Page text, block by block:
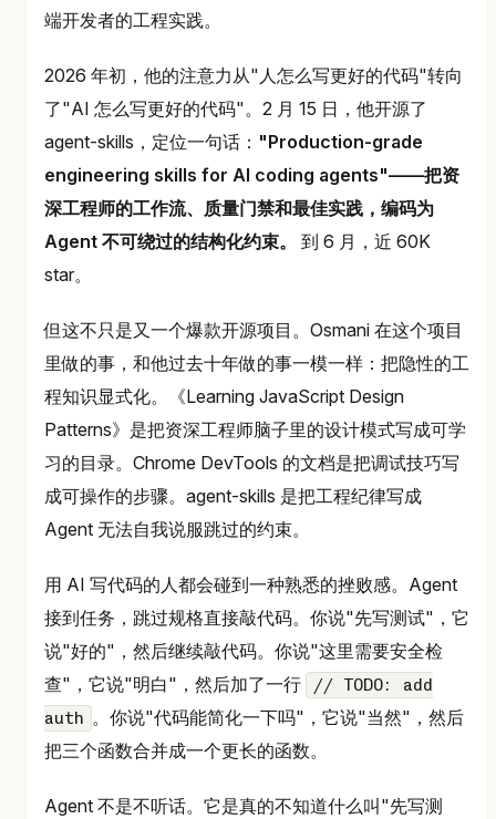
端开发者的工程实践。
2026 年初，他的注意力从"人怎么写更好的代码"转向
了"AI 怎么写更好的代码"。2 月 15 日，他开源了
agent-skills，定位一句话： "Production-grade
engineering skills for AI coding agents"——把资
深工程师的工作流、质量门禁和最佳实践，编码为
Agent 不可绕过的结构化约束。
到 6 月，近 60K
star。
但这不只是又一个爆款开源项目。Osmani 在这个项目
里做的事，和他过去十年做的事一模一样：把隐性的工
程知识显式化。《Learning JavaScript Design
Patterns》是把资深工程师脑子里的设计模式写成可学
习的目录。Chrome DevTools 的文档是把调试技巧写
成可操作的步骤。agent-skills 是把工程纪律写成
Agent 无法自我说服跳过的约束。
用 AI 写代码的人都会碰到一种熟悉的挫败感。Agent
接到任务，跳过规格直接敲代码。你说"先写测试"，它
说"好的"，然后继续敲代码。你说"这里需要安全检
查"，它说"明白"，然后加了一行
// TODO: add
auth 。你说"代码能简化一下吗"，它说"当然"，然后
把三个函数合并成一个更长的函数。
Agent 不是不听话。它是真的不知道什么叫"先写测